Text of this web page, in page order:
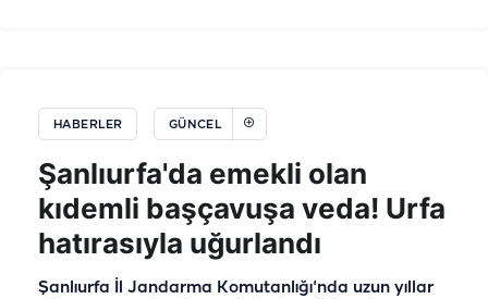
HABERLER GÜNCEL
Şanlıurfa'da emekli olan
kıdemli başçavuşa veda! Urfa
hatırasıyla uğurlandı
Şanlıurfa İl Jandarma Komutanlığı'nda uzun yıllar